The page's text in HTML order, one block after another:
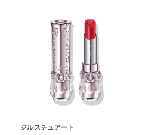
ジルスチュアート